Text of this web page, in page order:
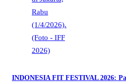
INDONESIA FIT FESTIVAL 2026: